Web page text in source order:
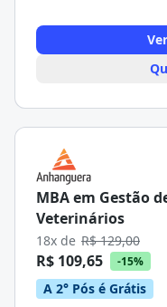
MBA em Gestão
Veterinários
18x de R$ 129,00
R$ 109,65 -15%
A 2° Pós é Grátis